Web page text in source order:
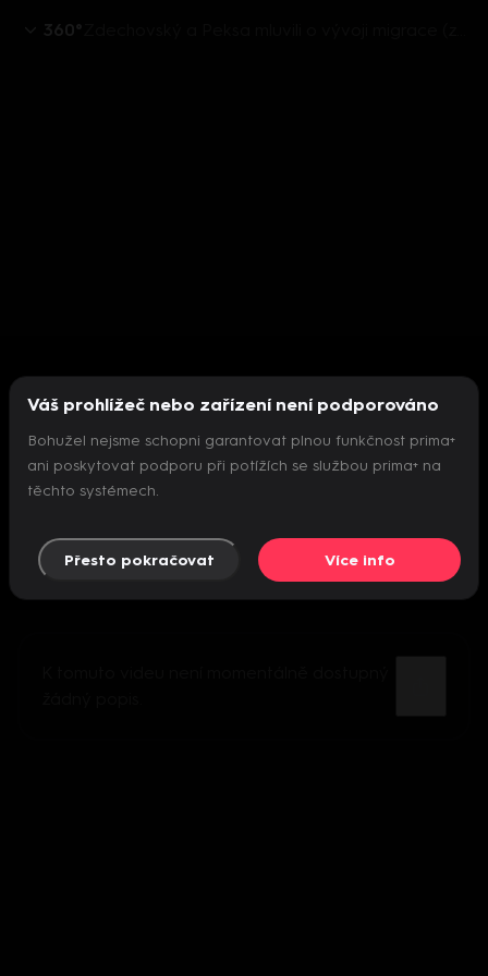
360°
Nepodařilo se inicializovat přehrávač
Váš prohlížeč nebo zařízení není podporováno
Bohužel nejsme schopni garantovat plnou funkčnost prima+
ani poskytovat podporu při potížích se službou prima+ na
těchto systémech.
Přesto pokračovat Více info